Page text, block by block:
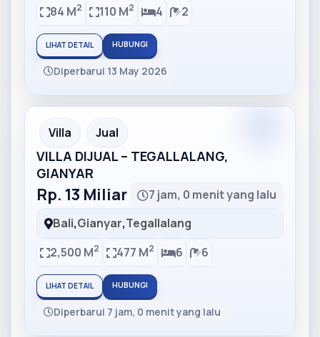
84 M2 110 M2 4 2
LIHAT DETAIL HUBUNGI
Diperbarui 13 May 2026
Partner Ad
Villa Jual
VILLA DIJUAL – TEGALLALANG,
GIANYAR
Rp. 13 Miliar
7 jam, 0 menit yang lalu
Bali,Gianyar,Tegallalang
2,500 M2 477 M2 6 6
LIHAT DETAIL HUBUNGI
Diperbarui 7 jam, 0 menit yang lalu